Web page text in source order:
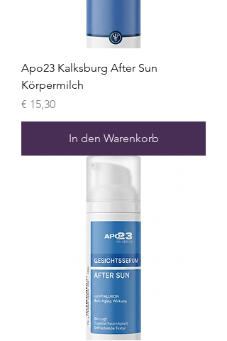
Apo23 Kalksburg After Sun
Körpermilch
Preis
€ 15,30
In den Warenkorb